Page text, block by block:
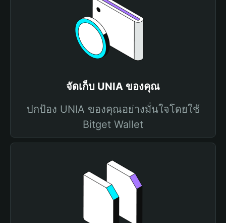
จัดเก็บ UNIA ของคุณ
ปกป้อง UNIA ของคุณอย่างมั่นใจโดยใช้
Bitget Wallet